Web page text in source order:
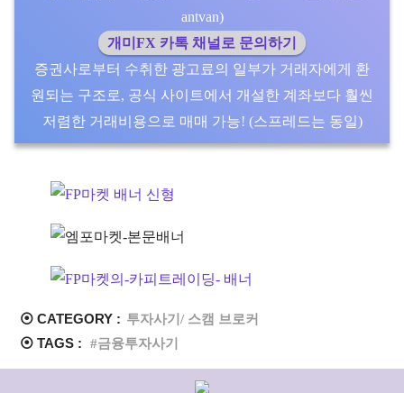
antvan)
개미FX 카톡 채널로 문의하기
증권사로부터 수취한 광고료의 일부가 거래자에게 환
원되는 구조로, 공식 사이트에서 개설한 계좌보다 훨씬
저렴한 거래비용으로 매매 가능! (스프레드는 동일)
⦿ CATEGORY : 투자사기/ 스캠 브로커
⦿ TAGS :
금융투자사기